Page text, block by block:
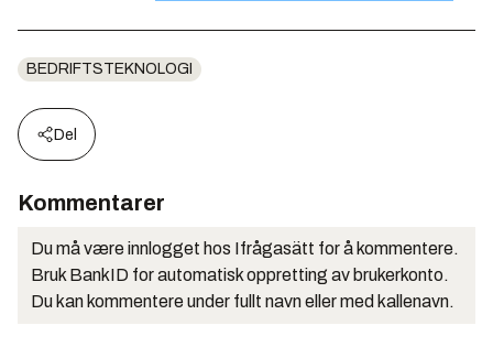
BEDRIFTSTEKNOLOGI
Del
Kommentarer
Du må være innlogget hos Ifrågasätt for å kommentere.
Bruk BankID for automatisk oppretting av brukerkonto.
Du kan kommentere under fullt navn eller med kallenavn.